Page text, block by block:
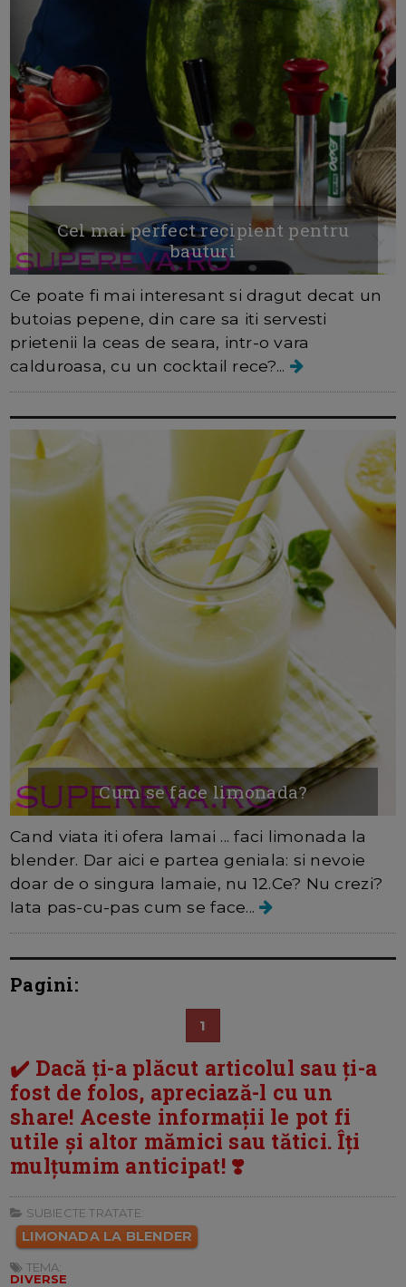
Cel mai perfect recipient pentru
bauturi
Ce poate fi mai interesant si dragut decat un
butoias pepene, din care sa iti servesti
prietenii la ceas de seara, intr-o vara
calduroasa, cu un cocktail rece?...
Cum se face limonada?
Cand viata iti ofera lamai ... faci limonada la
blender. Dar aici e partea geniala: si nevoie
doar de o singura lamaie, nu 12.Ce? Nu crezi?
Iata pas-cu-pas cum se face...
Pagini:
1
✔️ Dacă ți-a plăcut articolul sau ți-a
fost de folos, apreciază-l cu un
share! Aceste informații le pot fi
utile și altor mămici sau tătici. Îți
mulțumim anticipat! ❣️
SUBIECTE TRATATE:
LIMONADA LA BLENDER
TEMA:
DIVERSE